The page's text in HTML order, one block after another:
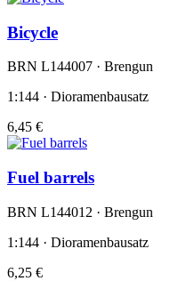
Bicycle
BRN L144007 · Brengun
1:144 · Dioramenbausatz
6,45 €
Fuel barrels
BRN L144012 · Brengun
1:144 · Dioramenbausatz
6,25 €